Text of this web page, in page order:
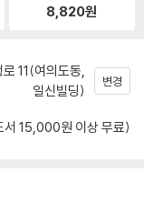
8,820원
11(여의도동,
일신빌딩)
변경
서 15,000원 이상 무료)